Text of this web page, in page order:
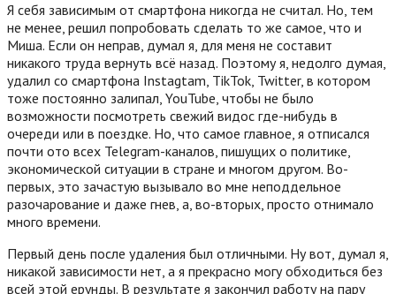
Я себя зависимым от смартфона никогда не считал. Но, тем
не менее, решил попробовать сделать то же самое, что и
Миша. Если он неправ, думал я, для меня не составит
никакого труда вернуть всё назад. Поэтому я, недолго думая,
удалил со смартфона Instagtam, TikTok, Twitter, в котором
тоже постоянно залипал, YouTube, чтобы не было
возможности посмотреть свежий видос где-нибудь в
очереди или в поездке. Но, что самое главное, я отписался
почти ото всех Telegram-каналов, пишущих о политике,
экономической ситуации в стране и многом другом. Во-
первых, это зачастую вызывало во мне неподдельное
разочарование и даже гнев, а, во-вторых, просто отнимало
много времени.
Первый день после удаления был отличными. Ну вот, думал я,
никакой зависимости нет, а я прекрасно могу обходиться без
всей этой ерунды. В результате я закончил работу на пару